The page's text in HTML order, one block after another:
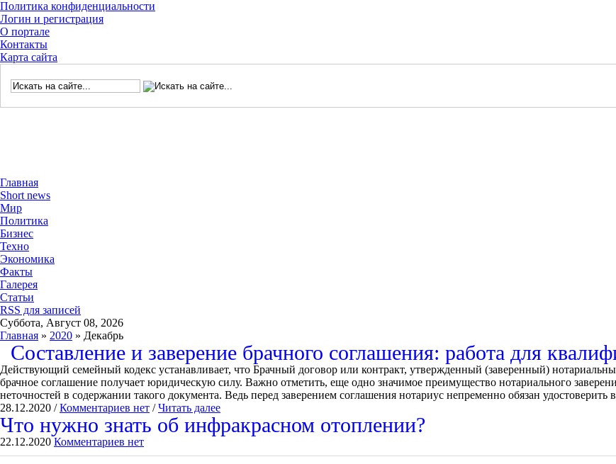
Политика конфиденциальности
Логин и регистрация
О портале
Контакты
Карта сайта
Главная
Short news
Мир
Политика
Бизнес
Техно
Экономика
Факты
Галерея
Статьи
RSS для записей
Суббота, Август 08, 2026
Главная » 2020 » Декабрь
Составление и заверение брачного соглашения: работа для
Действующий семейный кодекс устанавливает, что Брачный договор или контракт, утвержденный (заверенный)
брачное соглашение получает юридическую силу. Важно отметить, еще одно значимое преимущество нотариального
неточностей в содержании такого документа. Ведь перед заверением соглашения нотариус непременно обязан
28.12.2020 /Комментариев нет /Читать далее
Что нужно знать об инфракрасном отоплении?
22.12.2020 Комментариев нет